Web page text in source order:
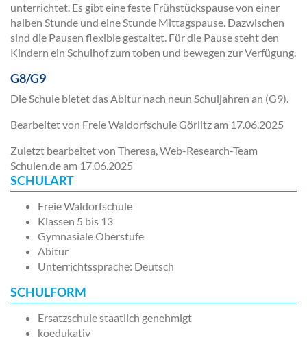
unterrichtet. Es gibt eine feste Frühstückspause von einer
halben Stunde und eine Stunde Mittagspause. Dazwischen
sind die Pausen flexible gestaltet. Für die Pause steht den
Kindern ein Schulhof zum toben und bewegen zur Verfügung.
G8/G9
Die Schule bietet das Abitur nach neun Schuljahren an (G9).
Bearbeitet von Freie Waldorfschule Görlitz am 17.06.2025
Zuletzt bearbeitet von Theresa, Web-Research-Team
Schulen.de am 17.06.2025
SCHULART
Freie Waldorfschule
Klassen 5 bis 13
Gymnasiale Oberstufe
Abitur
Unterrichtssprache: Deutsch
SCHULFORM
Ersatzschule staatlich genehmigt
koedukativ